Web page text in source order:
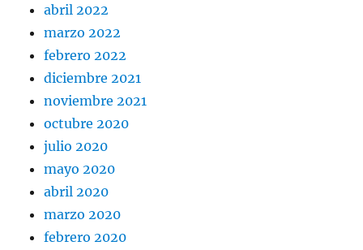
abril 2022
marzo 2022
febrero 2022
diciembre 2021
noviembre 2021
octubre 2020
julio 2020
mayo 2020
abril 2020
marzo 2020
febrero 2020